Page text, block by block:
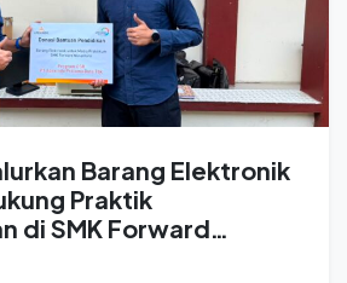
Barang Elektronik
Praktik
di SMK Forward